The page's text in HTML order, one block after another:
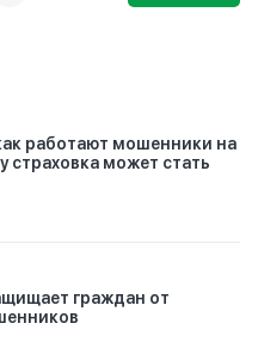
работают мошенники на
страховка может стать
граждан от